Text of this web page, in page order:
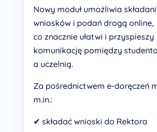
Nowy moduł umożliwia
wniosków i podań drogą online,
co znacznie ułatwi i przyspieszy
komunikację pomiędzy
a uczelnią.
Za pośrednictwem e-doręczeń
m.in.:
✔ składać wnioski do Rektora